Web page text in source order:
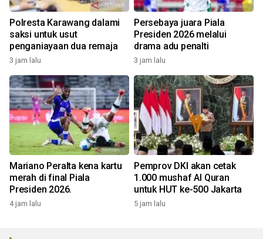
Polresta Karawang dalami
saksi untuk usut
penganiayaan dua remaja
3 jam lalu
Persebaya juara Piala
Presiden 2026 melalui
drama adu penalti
3 jam lalu
Mariano Peralta kena kartu
merah di final Piala
Presiden 2026.
4 jam lalu
Pemprov DKI akan cetak
1.000 mushaf Al Quran
untuk HUT ke-500 Jakarta
5 jam lalu